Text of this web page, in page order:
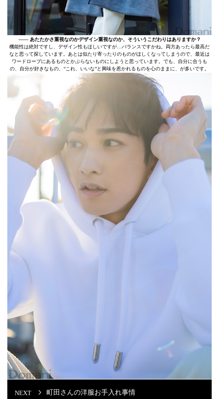
–––– あたたかさ重視なのかデザイン重視なのか、そういうこだわりはありますか？
機能性は絶対ですし、デザイン性もほしいですが…バランスですかね。両方あったら最高だ
なと思って探しています。あとは似たり寄ったりのものがほしくなってしまうので、最近は
ワードローブにあるものとかぶらないものにしようと思っています。でも、自分に合うも
の、自分が好きなもの、“これ、いいな”と興味を惹かれるものを心のままに、が多いです。
町田さんの洋服お手入れ事情